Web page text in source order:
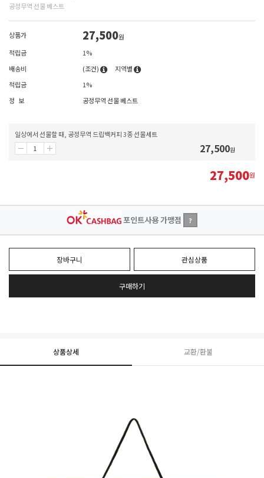
공정무역 선물 베스트
상품가 27,500원
적립금
1%
배송비
(조건)
지역별
적립금
1%
정 보
공정무역 선물 베스트
일상에서 선물할 때, 공정무역 드립백커피 3종 선물세트
27,500원
27,500원
포인트사용 가맹점 ?
장바구니 관심상품
구매하기
상품상세 교환/환불